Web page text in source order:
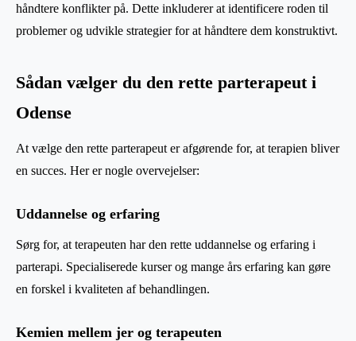
håndtere konflikter på. Dette inkluderer at identificere roden til
problemer og udvikle strategier for at håndtere dem konstruktivt.
Sådan vælger du den rette parterapeut i
Odense
At vælge den rette parterapeut er afgørende for, at terapien bliver
en succes. Her er nogle overvejelser:
Uddannelse og erfaring
Sørg for, at terapeuten har den rette uddannelse og erfaring i
parterapi. Specialiserede kurser og mange års erfaring kan gøre
en forskel i kvaliteten af behandlingen.
Kemien mellem jer og terapeuten